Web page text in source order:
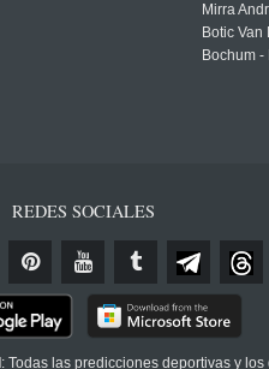
Mirra
Botic
Bochum
REDES SOCIALES
: Todas las predicciones deportivas y